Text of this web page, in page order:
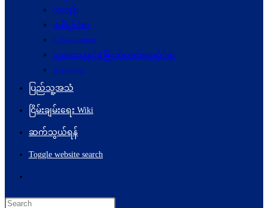
ကာတွန်း
အစီရင်ခံစာ
E-Newsletters
သုတေသနနှင့်ဖွံ့ဖြိုးတိုးတက်ရေးဆိုင်ရာ
Acronyms
ပြည်သူ့အသံ
ငြိမ်းချမ်းရေး Wiki
ဆက်သွယ်ရန်
Toggle website search